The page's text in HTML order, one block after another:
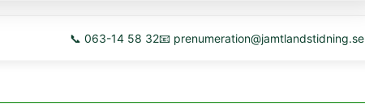
📞 063-14 58 32📧 prenumeration@jamtlandstidning.se